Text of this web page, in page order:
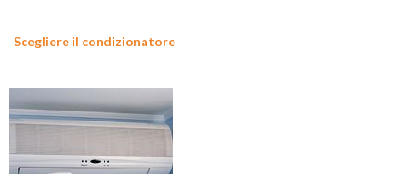
Scegliere il condizionatore